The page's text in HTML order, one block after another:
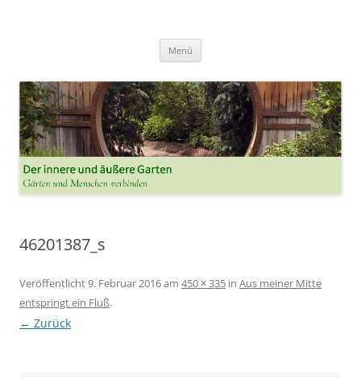
Menü
46201387_s
Veröffentlicht9. Februar 2016am 450 × 335 in Aus meiner Mitte
entspringt ein Fluß.
← Zurück